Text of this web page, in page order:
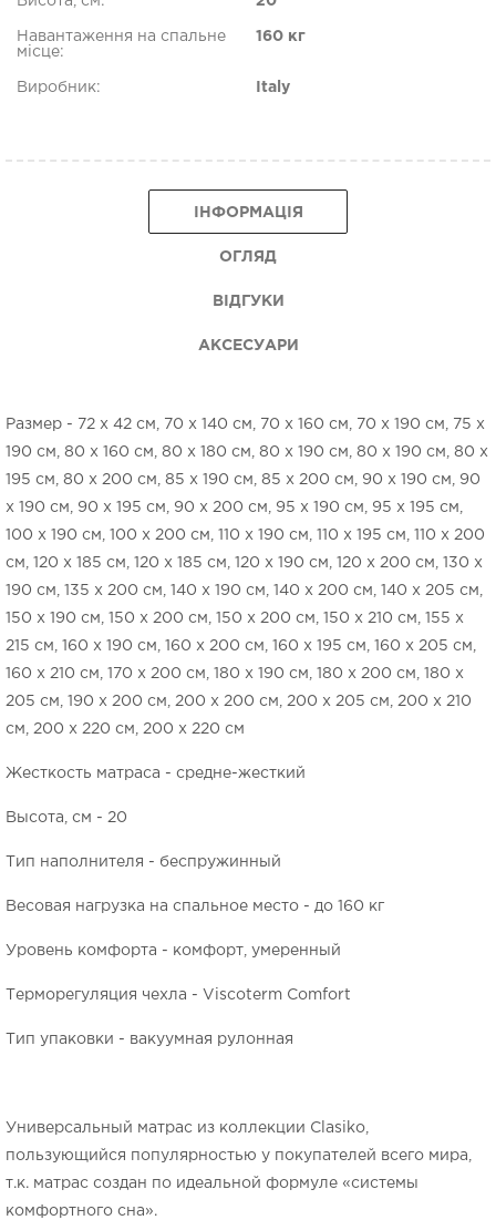
Навантаження на спальне
місце:
160 кг
Виробник: Italy
ІНФОРМАЦІЯ
ОГЛЯД
ВІДГУКИ
АКСЕСУАРИ
Размер - 72 х 42 см, 70 x 140 см, 70 x 160 см, 70 x 190 см, 75 x
190 см, 80 x 160 см, 80 x 180 см, 80 x 190 см, 80 x 190 см, 80 x
195 см, 80 x 200 см, 85 x 190 см, 85 x 200 см, 90 x 190 см, 90
x 190 см, 90 x 195 см, 90 x 200 см, 95 x 190 см, 95 x 195 см,
100 x 190 см, 100 x 200 см, 110 x 190 см, 110 x 195 см, 110 x 200
см, 120 x 185 см, 120 x 185 см, 120 x 190 см, 120 x 200 см, 130 x
190 см, 135 x 200 см, 140 x 190 см, 140 x 200 см, 140 х 205 см,
150 x 190 см, 150 x 200 см, 150 x 200 см, 150 х 210 см, 155 х
215 см, 160 x 190 см, 160 x 200 см, 160 x 195 см, 160 x 205 см,
160 x 210 см, 170 x 200 см, 180 x 190 см, 180 x 200 см, 180 x
205 см, 190 x 200 см, 200 x 200 см, 200 x 205 см, 200 x 210
см, 200 x 220 см, 200 х 220 см
Жесткость матраса - средне-жесткий
Высота, см - 20
Тип наполнителя - беспружинный
Весовая нагрузка на спальное место - до 160 кг
Уровень комфорта - комфорт, умеренный
Терморегуляция чехла - Viscoterm Comfort
Тип упаковки - вакуумная рулонная
Универсальный матрас из коллекции Clasiko,
пользующийся популярностью у покупателей всего мира,
т.к. матрас создан по идеальной формуле «системы
комфортного сна».